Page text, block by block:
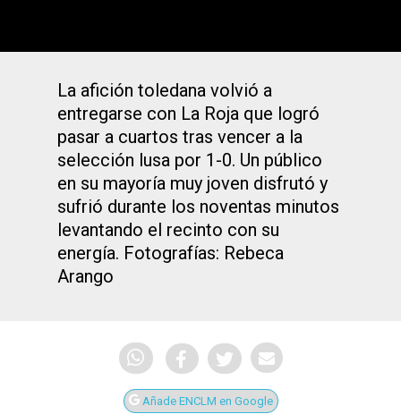
La afición toledana volvió a
entregarse con La Roja que logró
pasar a cuartos tras vencer a la
selección lusa por 1-0. Un público
en su mayoría muy joven disfrutó y
sufrió durante los noventas minutos
levantando el recinto con su
energía. Fotografías: Rebeca
Arango
Añade ENCLM en Google